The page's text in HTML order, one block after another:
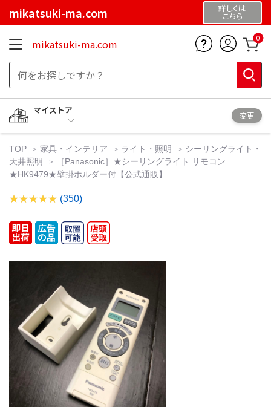
mikatsuki-ma.com 詳しくは
こちら
mikatsuki-ma.com 0
マイストア
変更
TOP 家具・インテリア ライト・照明
シーリングライト・
天井照明
［Panasonic］★シーリングライト リモコン
★HK9479★壁掛ホルダー付【公式通販】
(350)